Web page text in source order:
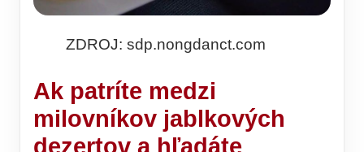
ZDROJ: sdp.nongdanct.com
Ak patríte medzi
milovníkov jablkových
dezertov a hľadáte